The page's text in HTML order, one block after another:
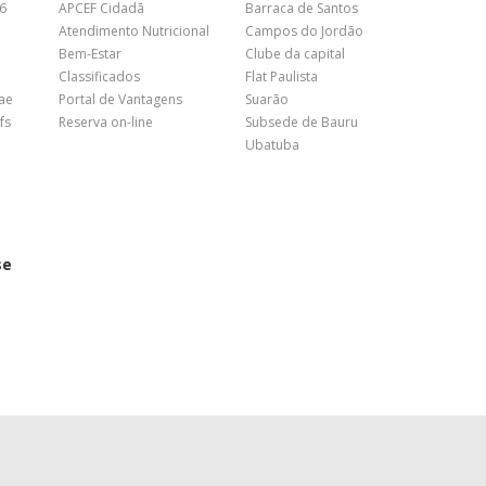
APCEF Cidadã
Atendimento Nutricional
Bem-Estar
Classificados
Portal de Vantagens
Reserva on-line
Barraca de Santos
Campos do Jordão
Clube da capital
Flat Paulista
Suarão
Subsede de Bauru
Ubatuba